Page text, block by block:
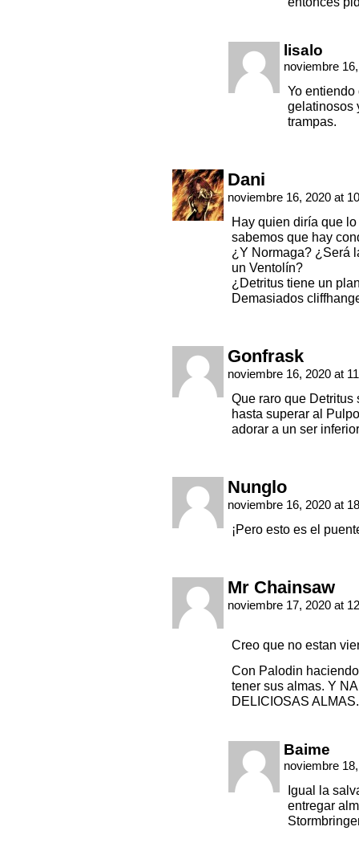
lisalo
noviembre
Yo
gelatinosos
trampas.
Dani
noviembre 16, 2020 at
Hay quien diría que
sabemos que hay
¿Y Normaga? ¿Será
un Ventolín?
¿Detritus tiene un
Demasiados
Gonfrask
noviembre 16, 2020 at
Que raro que
hasta superar al
adorar a un ser
Nunglo
noviembre 16, 2020 at
¡Pero esto es el
Mr Chainsaw
noviembre 17, 2020 at
Creo que no estan
Con Palodin
tener sus almas. Y
DELICIOSAS ALMAS.
Baime
noviembre
Igual la
entregar